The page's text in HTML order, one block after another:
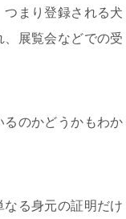
まり登録される犬
展覧会などでの受
のかどうかもわか
る身元の証明だけ